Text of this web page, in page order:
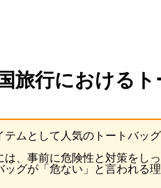
旅行における
ムとして人気のトートバッ
、事前に危険性と対策をし
ッグが「危ない」と言われる